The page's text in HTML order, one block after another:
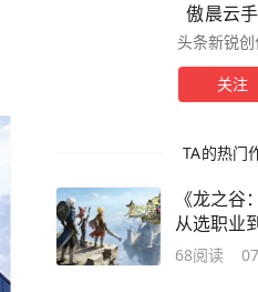
傲晨云
头条新锐
关注
TA的热门
《龙之谷
从选职业
作业就够
68阅读